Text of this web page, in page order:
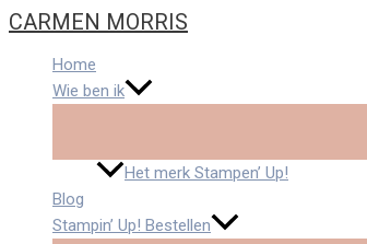
Ga
naar
inhoud
CARMEN MORRIS
Home
Wie ben ik
Het merk Stampen’ Up!
Blog
Stampin’ Up! Bestellen
In
memoriam…
Feel-
Good
Pizzabox
Creatieve
Party: